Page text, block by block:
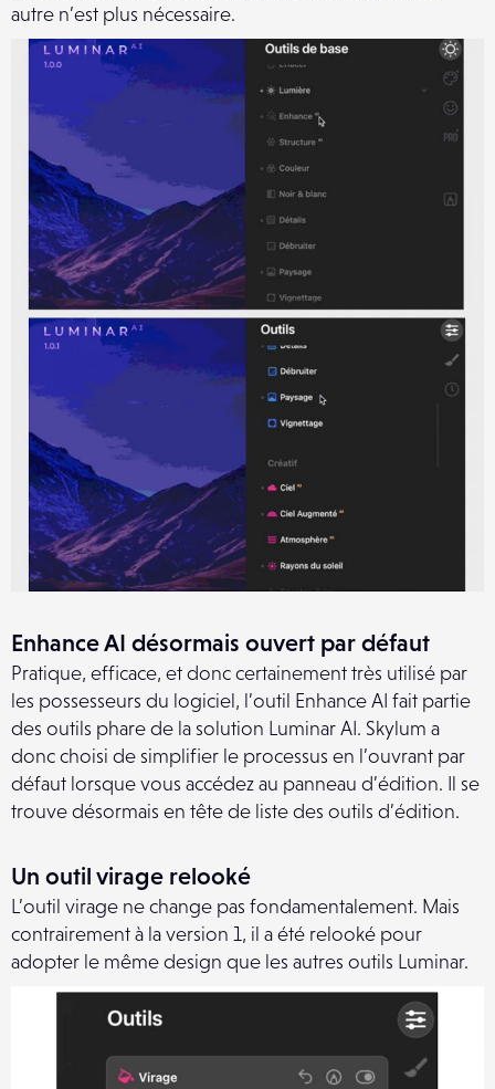
autre n’est plus nécessaire.
Enhance AI désormais ouvert par défaut
Pratique, efficace, et donc certainement très utilisé par
les possesseurs du logiciel, l’outil Enhance AI fait partie
des outils phare de la solution Luminar AI. Skylum a
donc choisi de simplifier le processus en l’ouvrant par
défaut lorsque vous accédez au panneau d’édition. Il se
trouve désormais en tête de liste des outils d’édition.
Un outil virage relooké
L’outil virage ne change pas fondamentalement. Mais
contrairement à la version 1, il a été relooké pour
adopter le même design que les autres outils Luminar.